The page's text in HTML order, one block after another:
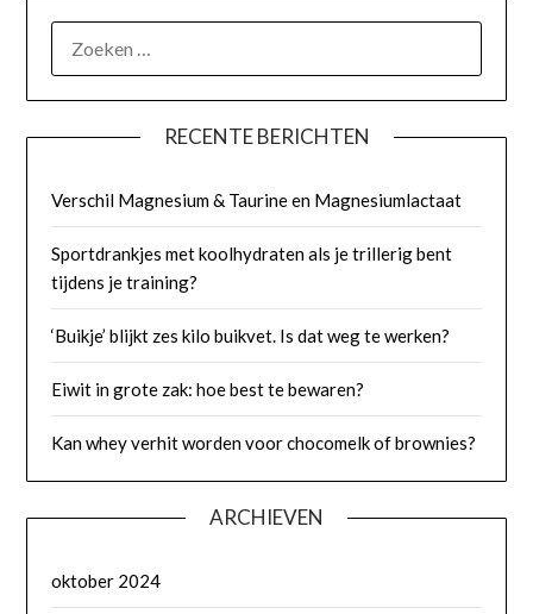
NAAR:
RECENTE BERICHTEN
Verschil Magnesium & Taurine en Magnesiumlactaat
Sportdrankjes met koolhydraten als je trillerig bent
tijdens je training?
‘Buikje’ blijkt zes kilo buikvet. Is dat weg te werken?
Eiwit in grote zak: hoe best te bewaren?
Kan whey verhit worden voor chocomelk of brownies?
ARCHIEVEN
oktober 2024